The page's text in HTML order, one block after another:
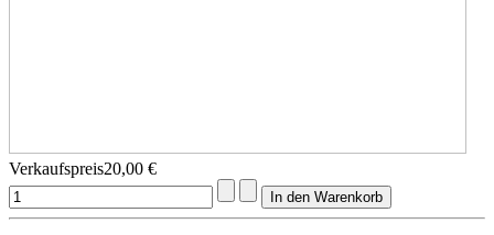
Verkaufspreis20,00 €